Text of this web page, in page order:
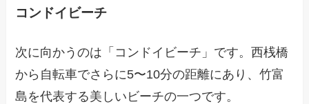
コンドイビーチ
次に向かうのは「コンドイビーチ」です。西桟橋
から自転車でさらに5〜10分の距離にあり、竹富
島を代表する美しいビーチの一つです。